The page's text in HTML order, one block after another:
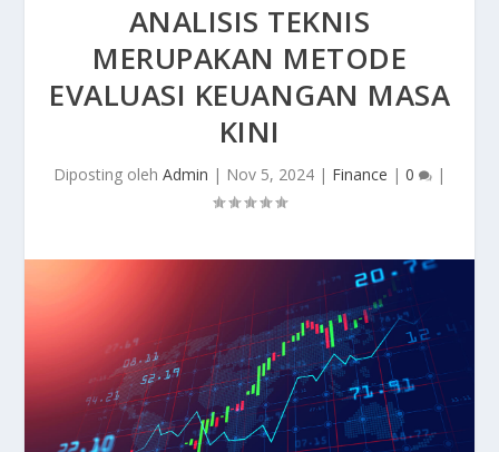
ANALISIS TEKNIS
MERUPAKAN METODE
EVALUASI KEUANGAN MASA
KINI
Diposting oleh Admin | Nov 5, 2024 | Finance | 0 |